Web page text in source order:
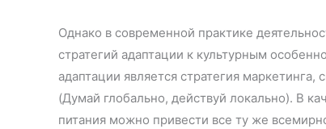
Однако в современной практике
стратегий адаптации к культурным
адаптации является стратегия
(Думай глобально, действуй локально). В
питания можно привести все ту же